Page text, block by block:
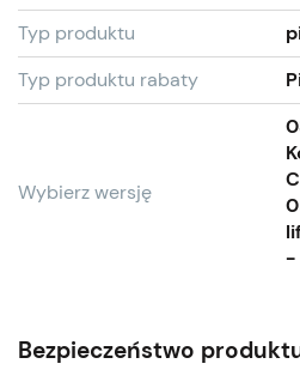
Typ produktu
Typ produktu rabaty
Wybierz wersję
-
Bezpieczeństwo